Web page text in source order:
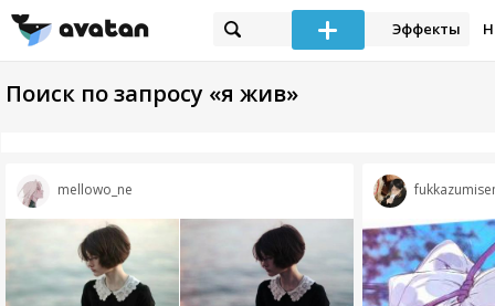
Эффекты
Поиск по запросу «я жив»
mellowo_ne